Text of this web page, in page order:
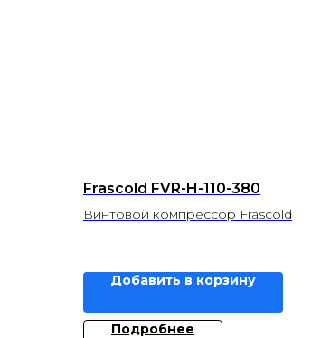
Frascold FVR-H-110-380
Винтовой компрессор Frascold
Добавить в корзину
Подробнее